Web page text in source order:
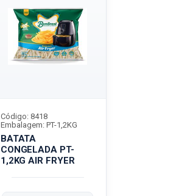
BATATA
CONGELADA PT-
1,2KG AIR FRYER
Código: 8418
Embalagem: PT-1,2KG